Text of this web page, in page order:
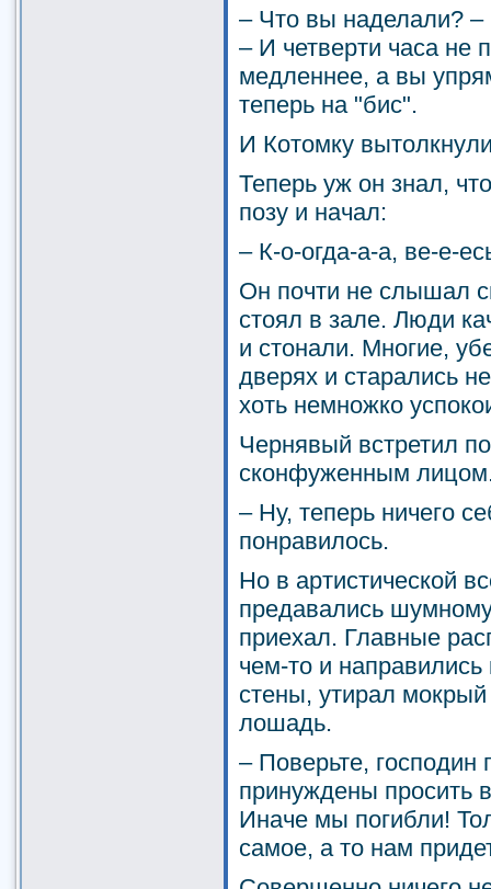
– Что вы наделали? –
– И четверти часа
медленнее, а вы
теперь на "бис".
И Котомку
Теперь уж он знал,
позу и начал:
– К-о-огда-а-а, ве-е-
Он почти не слышал
стоял в зале. Люди
и стонали. Многие,
дверях и старались
хоть немножко
Чернявый встретил
сконфуженным
– Ну, теперь ничего
понравилось.
Но в артистической
предавались
приехал. Главные
чем-то и
стены, утирал
лошадь.
– Поверьте,
принуждены просить
Иначе мы погибли!
самое, а то нам